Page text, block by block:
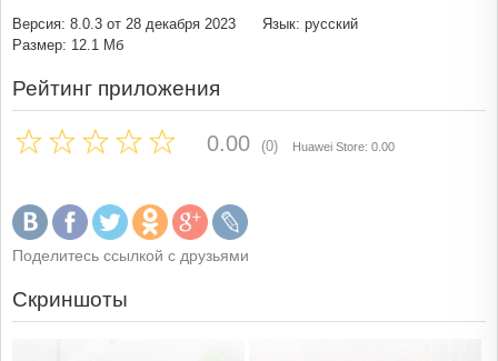
Версия: 8.0.3 от 28 декабря 2023
Язык: русский
Размер: 12.1 Мб
Рейтинг приложения
0.00 (0) Huawei Store: 0.00
Поделитесь ссылкой с друзьями
Скриншоты